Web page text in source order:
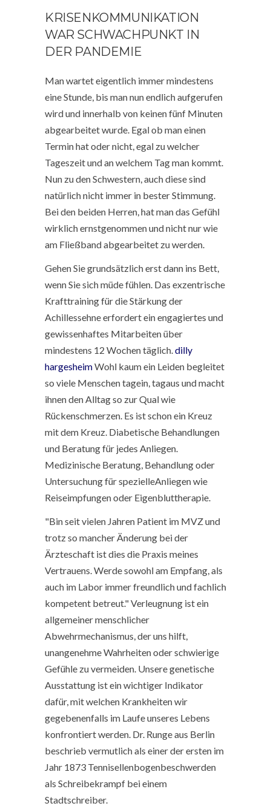
KRISENKOMMUNIKATION
WAR SCHWACHPUNKT IN
DER PANDEMIE
Man wartet eigentlich immer mindestens
eine Stunde, bis man nun endlich aufgerufen
wird und innerhalb von keinen fünf Minuten
abgearbeitet wurde. Egal ob man einen
Termin hat oder nicht, egal zu welcher
Tageszeit und an welchem Tag man kommt.
Nun zu den Schwestern, auch diese sind
natürlich nicht immer in bester Stimmung.
Bei den beiden Herren, hat man das Gefühl
wirklich ernstgenommen und nicht nur wie
am Fließband abgearbeitet zu werden.
Gehen Sie grundsätzlich erst dann ins Bett,
wenn Sie sich müde fühlen. Das exzentrische
Krafttraining für die Stärkung der
Achillessehne erfordert ein engagiertes und
gewissenhaftes Mitarbeiten über
mindestens 12 Wochen täglich.dilly
hargesheimWohl kaum ein Leiden begleitet
so viele Menschen tagein, tagaus und macht
ihnen den Alltag so zur Qual wie
Rückenschmerzen. Es ist schon ein Kreuz
mit dem Kreuz. Diabetische Behandlungen
und Beratung für jedes Anliegen.
Medizinische Beratung, Behandlung oder
Untersuchung für spezielleAnliegen wie
Reiseimpfungen oder Eigenbluttherapie.
"Bin seit vielen Jahren Patient im MVZ und
trotz so mancher Änderung bei der
Ärzteschaft ist dies die Praxis meines
Vertrauens. Werde sowohl am Empfang, als
auch im Labor immer freundlich und fachlich
kompetent betreut." Verleugnung ist ein
allgemeiner menschlicher
Abwehrmechanismus, der uns hilft,
unangenehme Wahrheiten oder schwierige
Gefühle zu vermeiden. Unsere genetische
Ausstattung ist ein wichtiger Indikator
dafür, mit welchen Krankheiten wir
gegebenenfalls im Laufe unseres Lebens
konfrontiert werden. Dr. Runge aus Berlin
beschrieb vermutlich als einer der ersten im
Jahr 1873 Tennisellenbogenbeschwerden
als Schreibekrampf bei einem
Stadtschreiber.